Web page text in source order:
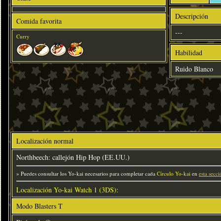
Comida favorita
Curry
Descripción
---
Habilidad
Ruido Blanco
Localización normal
Northbeech: callejón Hip Hop (EE.UU.)
» Puedes consultar los Yo-kai necesarios para completar cada Círculo Yo-kai en esta
Localización Yo-kai Watch 1 (3DS):
Modo Blasters T